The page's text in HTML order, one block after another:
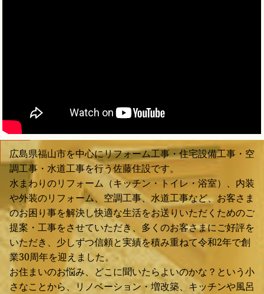
広島県福山市を中心にリフォーム工事・住宅設備工事・空
調工事・水道工事を行う佐藤住設です。
水まわりのリフォーム（キッチン・トイレ・浴室）、内装
や外装のリフォーム、空調工事、水道工事など、お客さま
のお困り事を解決し快適な生活をお送りいただくためのご
提案・工事をさせていただき、多くのお客さまにご好評を
いただき、少しずつ信頼と実績を積み重ねて令和2年で創
業30周年を迎えました。
お住まいのお悩み、どこに聞いたらよいのかな？という小
さなことから、リノベーション・増改築、キッチンや風呂